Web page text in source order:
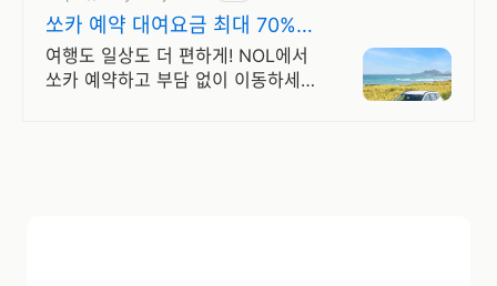
쏘카 예약 대여요금 최대 70%
할인!
여행도 일상도 더 편하게! NOL에서
쏘카 예약하고 부담 없이 이동하세